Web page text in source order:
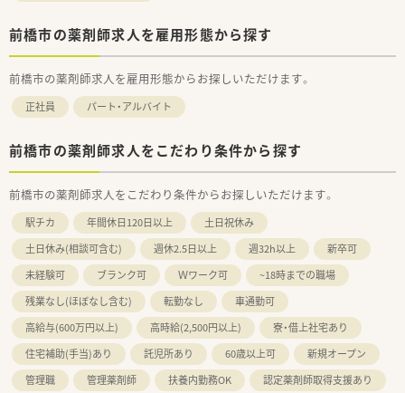
前橋市の薬剤師求人を雇用形態から探す
前橋市の薬剤師求人を雇用形態からお探しいただけます。
正社員 パート・アルバイト
前橋市の薬剤師求人をこだわり条件から探す
前橋市の薬剤師求人をこだわり条件からお探しいただけます。
駅チカ 年間休日120日以上
土日祝休み
土日休み(相談可含む)
週休2.5日以上 週32h以上
新卒可
未経験可
ブランク可 Ｗワーク可
~18時までの職場
残業なし(ほぼなし含む)
転勤なし
車通勤可
高給与(600万円以上)
高時給(2,500円以上)
寮・借上社宅あり
住宅補助(手当)あり
託児所あり 60歳以上可
新規オープン
管理職
管理薬剤師 扶養内勤務OK
認定薬剤師取得支援あり